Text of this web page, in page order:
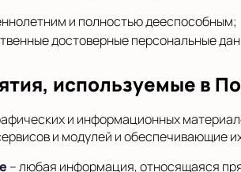
и полностью дееспособным;
достоверные персональные
используемые в
и информационных
и модулей и обеспечивающие
– любая информация, относящаяся